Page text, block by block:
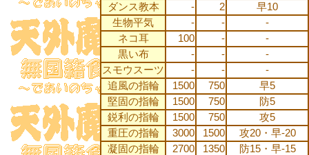
ダンス教本
- 2
早10
生物平気
- -
-
ネコ耳
100 -
-
黒い布
- -
-
スモウスーツ
- -
-
追風の指輪
1500 750
早5
堅固の指輪
1500 750
防5
鋭利の指輪
1500 750
攻5
重圧の指輪
3000 1500
攻20・早-20
凝固の指輪
2700 1350
防15・早‐15